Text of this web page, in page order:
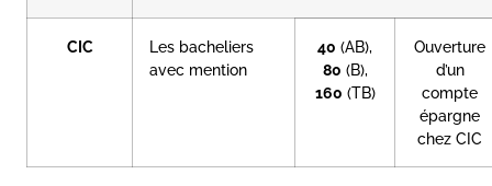
CIC
Les bacheliers
avec mention
40 (AB),
80 (B),
160 (TB)
Ouverture
d’un
compte
épargne
chez CIC